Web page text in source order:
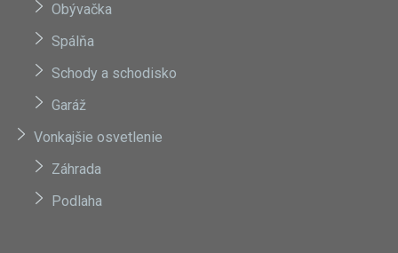
Obývačka
Spálňa
Schody a schodisko
Garáž
Vonkajšie osvetlenie
Záhrada
Podlaha